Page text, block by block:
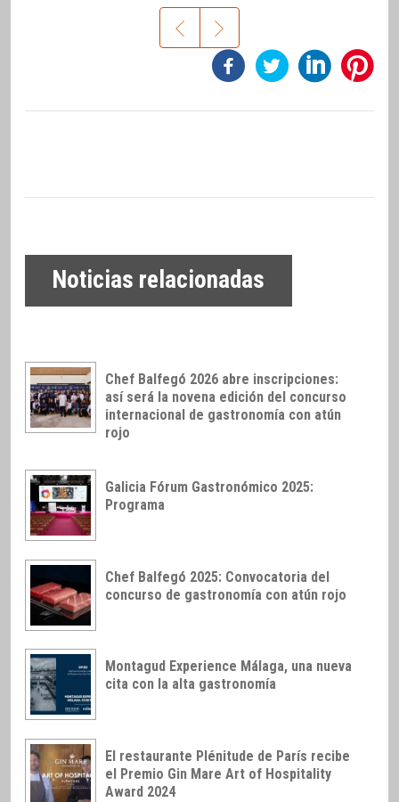
Noticias relacionadas
Chef Balfegó 2026 abre inscripciones:
así será la novena edición del concurso
internacional de gastronomía con atún
rojo
Galicia Fórum Gastronómico 2025:
Programa
Chef Balfegó 2025: Convocatoria del
concurso de gastronomía con atún rojo
Montagud Experience Málaga, una nueva
cita con la alta gastronomía
El restaurante Plénitude de París recibe
el Premio Gin Mare Art of Hospitality
Award 2024